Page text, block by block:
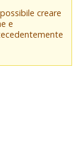
creare
e